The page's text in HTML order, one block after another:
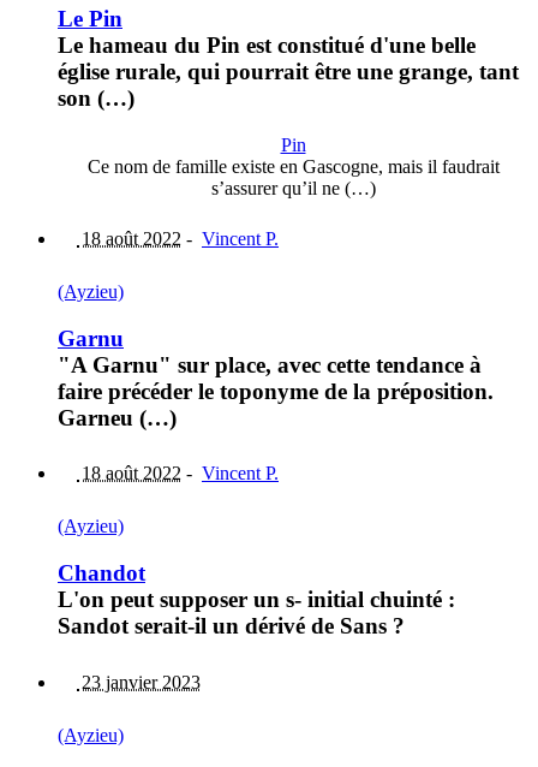
Le Pin
Le hameau du Pin est constitué d'une belle
église rurale, qui pourrait être une grange, tant
son (…)
Pin
Ce nom de famille existe en Gascogne, mais il faudrait
s’assurer qu’il ne (…)
18 août 2022 - Vincent P.
(Ayzieu)
Garnu
"A Garnu" sur place, avec cette tendance à
faire précéder le toponyme de la préposition.
Garneu (…)
18 août 2022 - Vincent P.
(Ayzieu)
Chandot
L'on peut supposer un s- initial chuinté :
Sandot serait-il un dérivé de Sans ?
23 janvier 2023
(Ayzieu)